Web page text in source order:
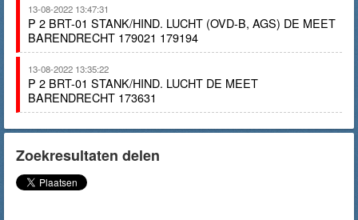
13-08-2022 13:47:31
P 2 BRT-01 STANK/HIND. LUCHT (OVD-B, AGS) DE MEET
BARENDRECHT 179021 179194
13-08-2022 13:35:22
P 2 BRT-01 STANK/HIND. LUCHT DE MEET
BARENDRECHT 173631
Zoekresultaten delen